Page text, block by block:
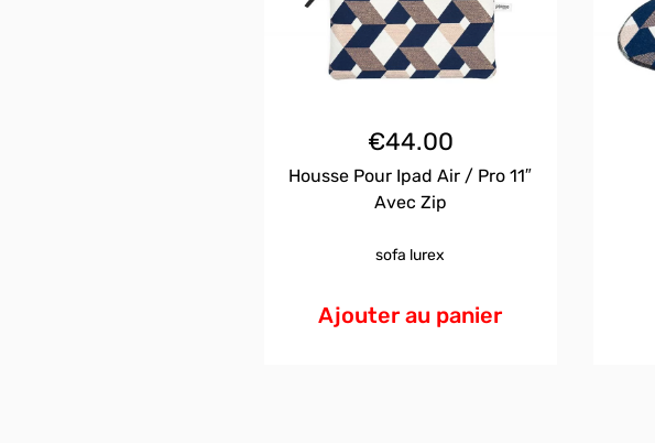
€44.00
Housse Pour Ipad Air / Pro 11″
Avec Zip
sofa lurex
Ajouter au panier